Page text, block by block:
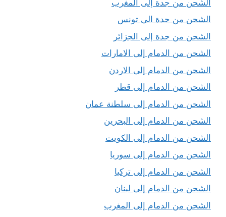
الشحن من جدة إلى المغرب
الشحن من جدة الى تونس
الشحن من جدة إلى الجزائر
الشحن من الدمام إلى الامارات
الشحن من الدمام إلى الاردن
الشحن من الدمام إلى قطر
الشحن من الدمام إلى سلطنة عمان
الشحن من الدمام إلى البحرين
الشحن من الدمام إلى الكويت
الشحن من الدمام إلى سوريا
الشحن من الدمام إلى تركيا
الشحن من الدمام إلى لبنان
الشحن من الدمام إلى المغرب